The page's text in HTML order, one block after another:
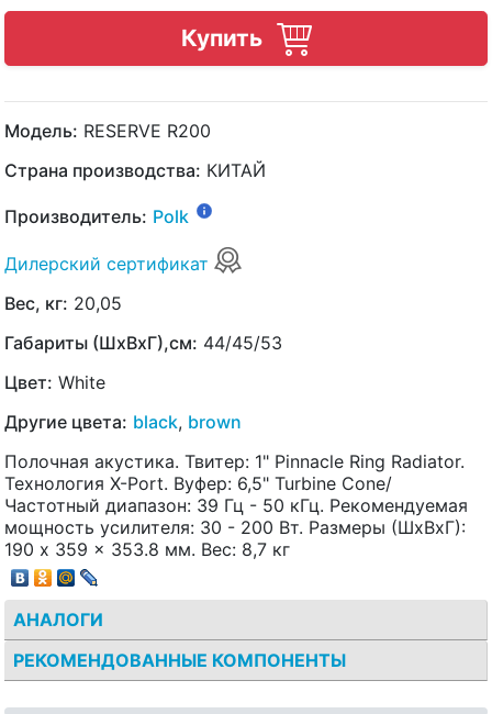
Купить
Модель: RESERVE R200
Страна производства: КИТАЙ
Производитель: Polk
Дилерский сертификат
Вес, кг: 20,05
Габариты (ШхВхГ),см: 44/45/53
Цвет: White
Другие цвета: black, brown
Полочная акустика. Твитер: 1" Pinnacle Ring Radiator.
Технология X-Port. Вуфер: 6,5" Turbine Cone/
Частотный диапазон: 39 Гц - 50 кГц. Рекомендуемая
мощность усилителя: 30 - 200 Вт. Размеры (ШxВxГ):
190 x 359 x 353.8 мм. Вес: 8,7 кг
АНАЛОГИ
РЕКОМЕНДОВАННЫЕ КОМПОНЕНТЫ